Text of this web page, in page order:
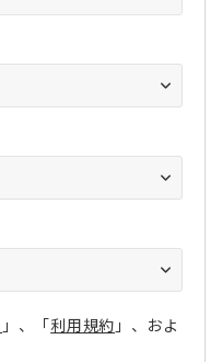
」、「利用規約 」、およ